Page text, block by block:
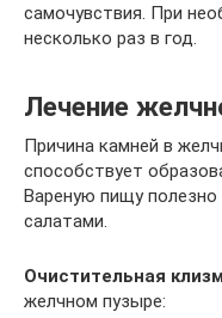
самочувствия. При
несколько раз в год.
Лечение
Причина камней в
способствует
Вареную пищу
салатами.
Очистительная
желчном пузыре: